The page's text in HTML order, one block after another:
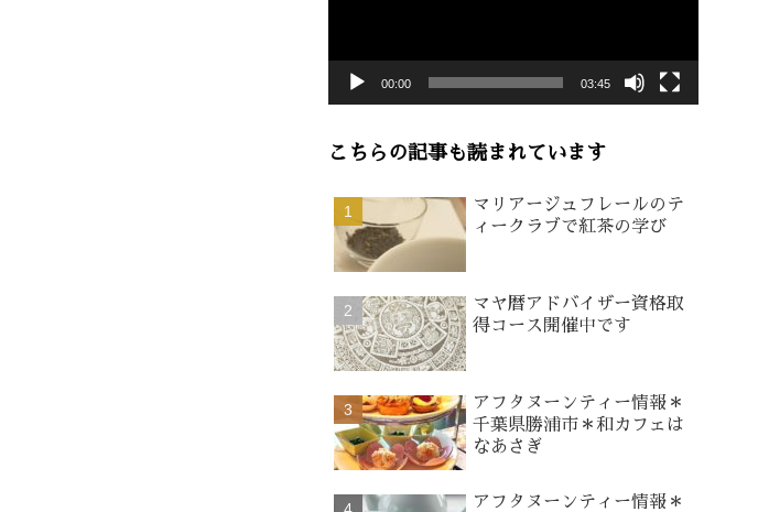
00:00 03:45
こちらの記事も読まれています
マリアージュフレールのテ
ィークラブで紅茶の学び
マヤ暦アドバイザー資格取
得コース開催中です
アフタヌーンティー情報＊
千葉県勝浦市＊和カフェは
なあさぎ
アフタヌーンティー情報＊